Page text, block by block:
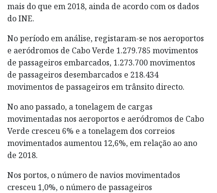
mais do que em 2018, ainda de acordo com os dados
do INE.
No período em análise, registaram-se nos aeroportos
e aeródromos de Cabo Verde 1.279.785 movimentos
de passageiros embarcados, 1.273.700 movimentos
de passageiros desembarcados e 218.434
movimentos de passageiros em trânsito directo.
No ano passado, a tonelagem de cargas
movimentadas nos aeroportos e aeródromos de Cabo
Verde cresceu 6% e a tonelagem dos correios
movimentados aumentou 12,6%, em relação ao ano
de 2018.
Nos portos, o número de navios movimentados
cresceu 1,0%, o número de passageiros